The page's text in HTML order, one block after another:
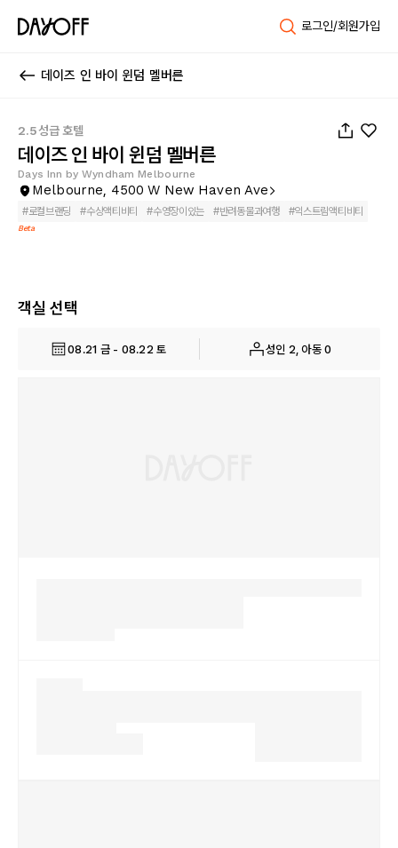
로그인/회원가입
데이즈 인 바이 윈덤 멜버른
2.5성급 호텔
데이즈 인 바이 윈덤 멜버른
Days Inn by Wyndham Melbourne
Melbourne, 4500 W New Haven Ave
#로컬브랜딩 #수상액티비티 #수영장이있는 #반려동물과여행 #익스트림액티비티
Beta
객실 선택
08.21 금 - 08.22 토 성인 2, 아동 0